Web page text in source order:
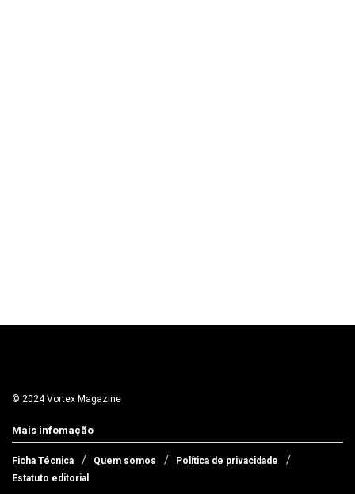
© 2024 Vortex Magazine
Mais infomação
Ficha Técnica Quem somos
Política de privacidade
Estatuto editorial